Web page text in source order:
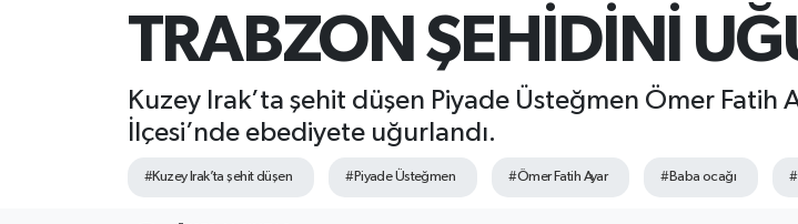
TRABZON ŞEHİDİNİ
Kuzey Irak’ta şehit düşen Piyade Üsteğmen Ömer Fatih
İlçesi’nde ebediyete uğurlandı.
#Kuzey Irak’ta şehit düşen #Piyade Üsteğmen #Ömer Fatih Ayar #Baba ocağı
Süper Lig Puan Durumu ve Fikstür
Tüm Manşetler
Son Dakika Haberleri
Haber Arşivi